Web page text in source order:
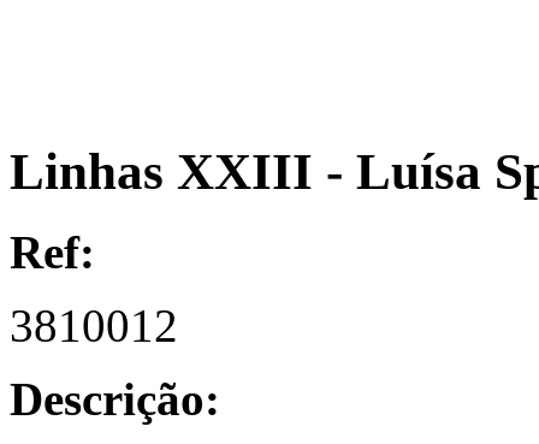
Linhas XXIII - Luísa
Ref:
3810012
Descrição: